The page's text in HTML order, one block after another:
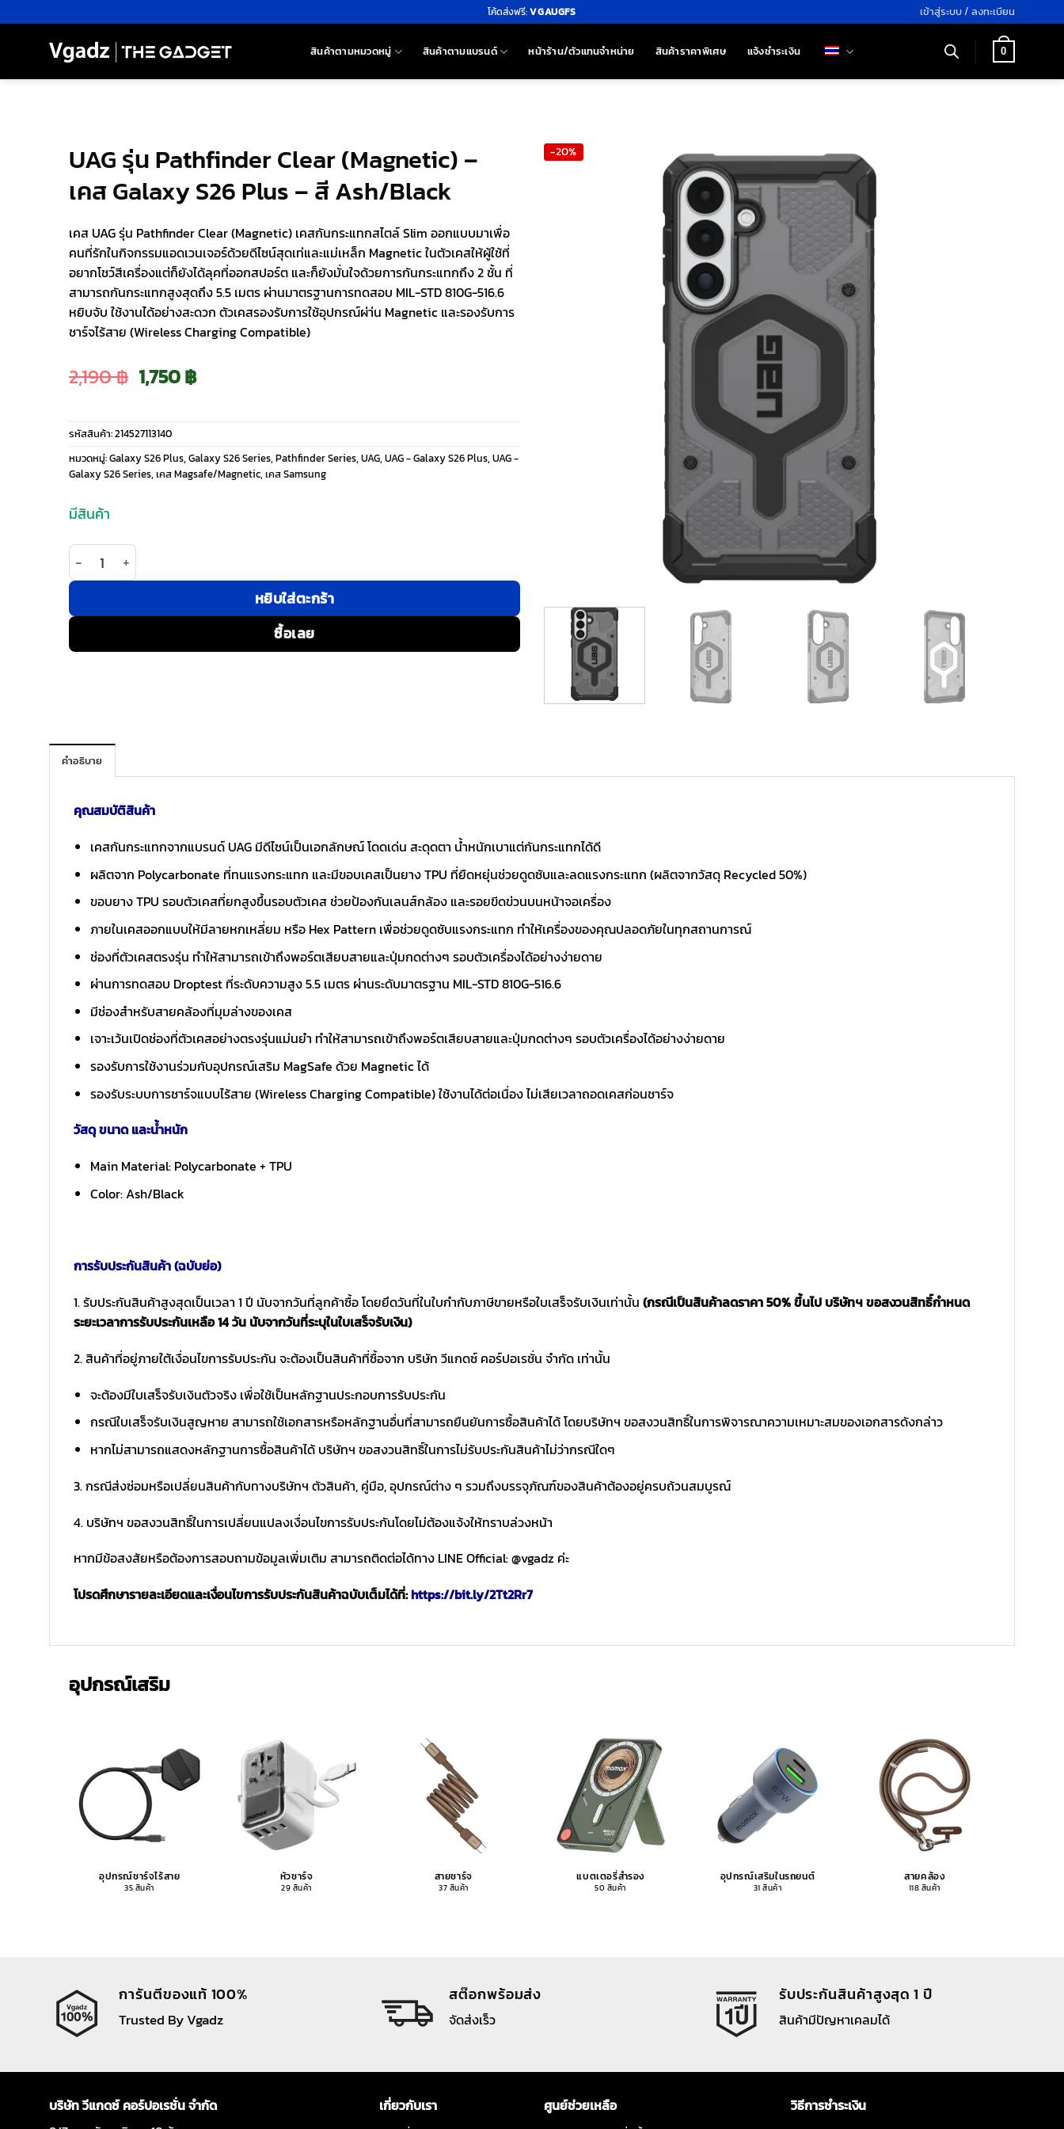
ไป
โค้ดส่งฟรี:VGAUGFS เข้าสู่ระบบ / ลงทะเบียน
สินค้าตามหมวดหมู่ สินค้าตามแบรนด์ หน้าร้าน/ตัวแทนจำหน่าย สินค้าราคาพิเศษ แจ้งชำระเงิน 0
UAG รุ่น Pathfinder Clear (Magnetic) –
เคส Galaxy S26 Plus – สี Ash/Black
เคส UAG รุ่น Pathfinder Clear (Magnetic) เคสกันกระแทกสไตล์ Slim ออกแบบมาเพื่อ
คนที่รักในกิจกรรมแอดเวนเจอร์ด้วยดีไซน์สุดเท่และแม่เหล็ก Magnetic ในตัวเคสให้ผู้ใช้ที่
อยากโชว์สีเครื่องแต่ก็ยังได้ลุคที่ออกสปอร์ต และก็ยังมั่นใจด้วยการกันกระแทกถึง 2 ชั้น ที่
สามารถกันกระแทกสูงสุดถึง 5.5 เมตร ผ่านมาตรฐานการทดสอบ MIL-STD 810G-516.6
หยิบจับ ใช้งานได้อย่างสะดวก ตัวเคสรองรับการใช้อุปกรณ์ผ่า่น Magnetic และรองรับการ
ชาร์จไร้สาย (Wireless Charging Compatible)
2,190฿ Original
price
was:
1,750฿Current
price
is:
รหัสสินค้า:214527113140
หมวดหมู่:Galaxy S26 Plus, Galaxy S26 Series, Pathfinder Series, UAG, UAG - Galaxy S26 Plus, UAG -
Galaxy S26 Series, เคส Magsafe/Magnetic, เคส Samsung
มีสินค้า
จำนวน UAG รุ่น Pathfinder Clear (Magnetic) - เคส Galaxy S26 Plus - สี Ash/Black ชิ้น
หยิบใส่ตะกร้า
ซื้อเลย
-20%
คำอธิบาย
คุณสมบัติสินค้า
เคสกันกระแทกจากแบรนด์ UAG มีดีไซน์เป็นเอกลักษณ์ โดดเด่น สะดุดตา น้ำหนักเบาแต่กันกระแทกได้ดี
ผลิตจาก Polycarbonate ที่ทนแรงกระแทก และมีขอบเคสเป็นยาง TPU ที่ยืดหยุ่นช่วยดูดซับและลดแรงกระแทก (ผลิตจากวัสดุ Recycled 50%)
ขอบยาง TPU รอบตัวเคสที่ยกสูงขึ้นรอบตัวเคส ช่วยป้องกันเลนส์กล้อง และรอยขีดข่วนบนหน้าจอเครื่อง
ภายในเคสออกแบบให้มีลายหกเหลี่ยม หรือ Hex Pattern เพื่อช่วยดูดซับแรงกระแทก ทำให้เครื่องของคุณปลอดภัยในทุกสถานการณ์
ช่องที่ตัวเคสตรงรุ่น ทำให้สามารถเข้าถึงพอร์ตเสียบสายและปุ่มกดต่างๆ รอบตัวเครื่องได้อย่างง่ายดาย
ผ่านการทดสอบ Droptest ที่ระดับความสูง 5.5 เมตร ผ่านระดับมาตรฐาน MIL-STD 810G-516.6
มีช่องสำหรับสายคล้องที่มุมล่างของเคส
เจาะเว้นเปิดช่องที่ตัวเคสอย่างตรงรุ่นแม่นยำ ทำให้สามารถเข้าถึงพอร์ตเสียบสายและปุ่มกดต่างๆ รอบตัวเครื่องได้อย่างง่ายดาย
รองรับการใช้งานร่วมกับอุปกรณ์เสริม MagSafe ด้วย Magnetic ได้
รองรับระบบการชาร์จแบบไร้สาย (Wireless Charging Compatible) ใช้งานได้ต่อเนื่อง ไม่เสียเวลาถอดเคสก่อนชาร์จ
วัสดุ ขนาด และน้ำหนัก
Main Material: Polycarbonate + TPU
Color: Ash/Black
การรับประกันสินค้า (ฉบับย่อ)
1. รับประกันสินค้าสูงสุดเป็นเวลา 1 ปี นับจากวันที่ลูกค้าซื้อ โดยยึดวันที่ในใบกำกับภาษีขายหรือใบเสร็จรับเงินเท่านั้น (กรณีเป็นสินค้าลดราคา 50% ขึ้นไป บริษัทฯ ขอสงวนสิทธิ์กำหนด
ระยะเวลาการรับประกันเหลือ 14 วัน นับจากวันที่ระบุในใบเสร็จรับเงิน)
2. สินค้าที่อยู่ภายใต้เงื่อนไขการรับประกัน จะต้องเป็นสินค้าที่ซื้อจาก บริษัท วีแกดซ์ คอร์ปอเรชั่น จำกัด เท่านั้น
จะต้องมีใบเสร็จรับเงินตัวจริง เพื่อใช้เป็นหลักฐานประกอบการรับประกัน
กรณีใบเสร็จรับเงินสูญหาย สามารถใช้เอกสารหรือหลักฐานอื่นที่สามารถยืนยันการซื้อสินค้าได้ โดยบริษัทฯ ขอสงวนสิทธิ์ในการพิจารณาความเหมาะสมของเอกสารดังกล่าว
หากไม่สามารถแสดงหลักฐานการซื้อสินค้าได้ บริษัทฯ ขอสงวนสิทธิ์ในการไม่รับประกันสินค้าไม่ว่ากรณีใดๆ
3. กรณีส่งซ่อมหรือเปลี่ยนสินค้ากับทางบริษัทฯ ตัวสินค้า, คู่มือ, อุปกรณ์ต่าง ๆ รวมถึงบรรจุภัณฑ์ของสินค้าต้องอยู่ครบถ้วนสมบูรณ์
4. บริษัทฯ ขอสงวนสิทธิ์ในการเปลี่ยนแปลงเงื่อนไขการรับประกันโดยไม่ต้องแจ้งให้ทราบล่วงหน้า
หากมีข้อสงสัยหรือต้องการสอบถามข้อมูลเพิ่มเติม สามารถติดต่อได้ทาง LINE Official: @vgadz ค่ะ
โปรดศึกษารายละเอียดและเงื่อนไขการรับประกันสินค้าฉบับเต็มได้ที่:https://bit.ly/2Tt2Rr7
อุปกรณ์เสริม
อุปกรณ์ชาร์จไร้สาย
35 สินค้า
หัวชาร์จ
29 สินค้า
สายชาร์จ
37 สินค้า
แบตเตอรี่สำรอง
50 สินค้า
อุปกรณ์เสริมในรถยนต์
31 สินค้า
สายคล้อง
118 สินค้า
การันตีของแท้ 100%
Trusted By Vgadz
สต๊อกพร้อมส่ง
จัดส่งเร็ว
รับประกันสินค้าสูงสุด 1 ปี
สินค้ามีปัญหาเคลมได้
บริษัท วีแกดซ์ คอร์ปอเรชั่น จำกัด
เกี่ยวกับเรา
ศูนย์ช่วยเหลือ
วิธีการชำระเงิน